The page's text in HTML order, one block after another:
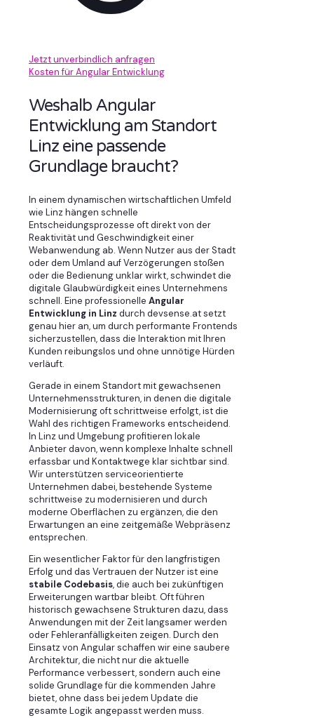
Jetzt unverbindlich anfragen
Kosten für Angular Entwicklung
Weshalb Angular
Entwicklung am Standort
Linz eine passende
Grundlage braucht?
In einem dynamischen wirtschaftlichen Umfeld
wie Linz hängen schnelle
Entscheidungsprozesse oft direkt von der
Reaktivität und Geschwindigkeit einer
Webanwendung ab. Wenn Nutzer aus der Stadt
oder dem Umland auf Verzögerungen stoßen
oder die Bedienung unklar wirkt, schwindet die
digitale Glaubwürdigkeit eines Unternehmens
schnell. Eine professionelle Angular
Entwicklung in Linz durch devsense.at setzt
genau hier an, um durch performante Frontends
sicherzustellen, dass die Interaktion mit Ihren
Kunden reibungslos und ohne unnötige Hürden
verläuft.
Gerade in einem Standort mit gewachsenen
Unternehmensstrukturen, in denen die digitale
Modernisierung oft schrittweise erfolgt, ist die
Wahl des richtigen Frameworks entscheidend.
In Linz und Umgebung profitieren lokale
Anbieter davon, wenn komplexe Inhalte schnell
erfassbar und Kontaktwege klar sichtbar sind.
Wir unterstützen serviceorientierte
Unternehmen dabei, bestehende Systeme
schrittweise zu modernisieren und durch
moderne Oberflächen zu ergänzen, die den
Erwartungen an eine zeitgemäße Webpräsenz
entsprechen.
Ein wesentlicher Faktor für den langfristigen
Erfolg und das Vertrauen der Nutzer ist eine
stabile Codebasis, die auch bei zukünftigen
Erweiterungen wartbar bleibt. Oft führen
historisch gewachsene Strukturen dazu, dass
Anwendungen mit der Zeit langsamer werden
oder Fehleranfälligkeiten zeigen. Durch den
Einsatz von Angular schaffen wir eine saubere
Architektur, die nicht nur die aktuelle
Performance verbessert, sondern auch eine
solide Grundlage für die kommenden Jahre
bietet, ohne dass bei jedem Update die
gesamte Logik angepasst werden muss.